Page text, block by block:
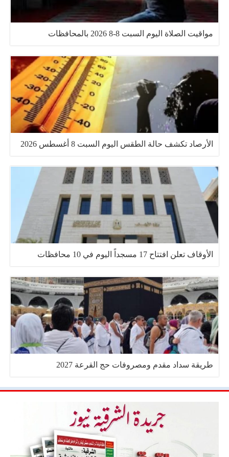
مواقيت الصلاة اليوم السبت 8-8 2026 بالمحافظات
الأرصاد تكشف حالة الطقس اليوم السبت 8 أغسطس 2026
الأوقاف تعلن افتتاح 17 مسجداً اليوم في 10 محافظات
طريقة سداد مقدم ومصروفات حج القرعة 2027